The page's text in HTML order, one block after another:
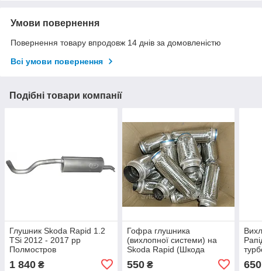
Умови повернення
Повернення товару впродовж 14 днів за домовленістю
Всі умови повернення
Подібні товари компанії
Глушник Skoda Rapid 1.2
TSi 2012 - 2017 рр
Полмостров
1 840 ₴
Гофра глушника
(вихлопної системи) на
Skoda Rapid (Шкода
550₴ 650